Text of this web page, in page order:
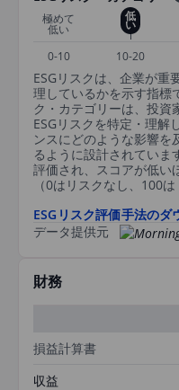
極めて
低い
低
い
0-10
10-20
ESGリスクは、企業が重
理しているかを示す指標
ク・カテゴリーは、投資
ESGリスクを特定・理解
ンスにどのような影響を
るように設計されてい
評価され、スコアが低い
（0はリスクなし、100
ESGリスク評価手法のダ
データ提供元
財務
損益計算書
収益